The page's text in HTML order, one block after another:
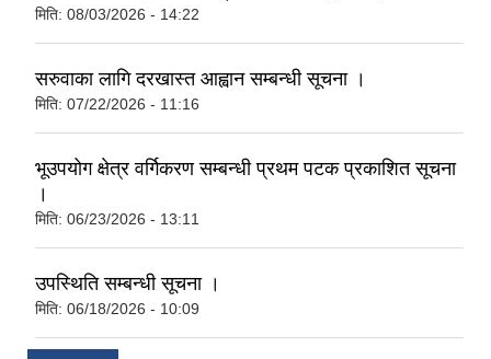
मिति: 08/03/2026 - 14:22
सरुवाका लागि दरखास्त आह्वान सम्बन्धी सूचना ।
मिति: 07/22/2026 - 11:16
भूउपयोग क्षेत्र वर्गिकरण सम्बन्धी प्रथम पटक प्रकाशित सूचना
।
मिति: 06/23/2026 - 13:11
उपस्थिति सम्बन्धी सूचना ।
मिति: 06/18/2026 - 10:09